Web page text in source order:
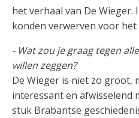
het verhaal van De
konden verwerven voor het
- Wat zou je graag tegen
willen zeggen?
De Wieger is niet zo groot,
interessant en afwisselend
stuk Brabantse